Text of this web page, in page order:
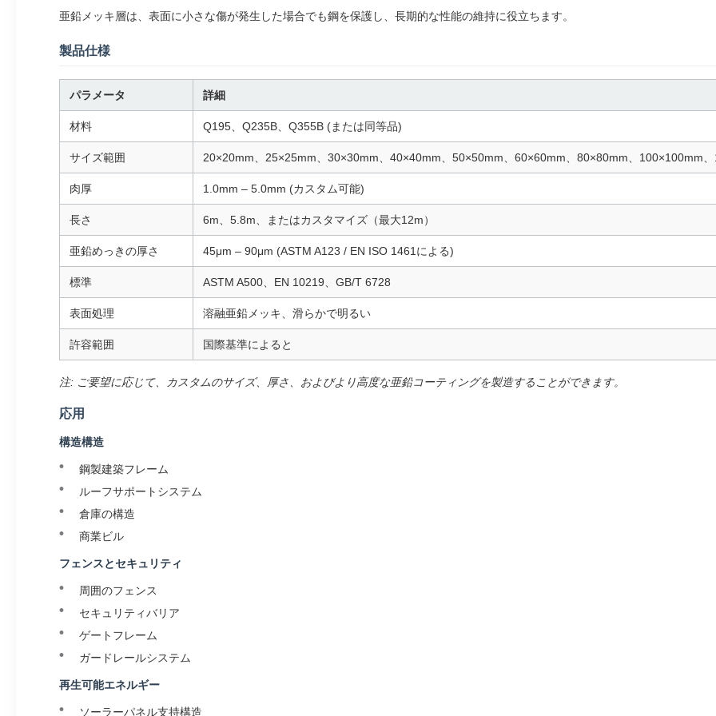
亜鉛メッキ層は、表面に小さな傷が発生した場合でも鋼を保護し、長期的な性能の維持に役立ちます。
製品仕様
パラメータ 詳細
材料 Q195、Q235B、Q355B (または同等品)
サイズ範囲 20×20mm、25×25mm、30×30mm、40×40mm、50×50mm、60×60mm、80×80mm、100×100mm
肉厚 1.0mm – 5.0mm (カスタム可能)
長さ 6m、5.8m、またはカスタマイズ（最大12m）
亜鉛めっきの厚さ 45μm – 90μm (ASTM A123 / EN ISO 1461による)
標準 ASTM A500、EN 10219、GB/T 6728
表面処理 溶融亜鉛メッキ、滑らかで明るい
許容範囲 国際基準によると
注: ご要望に応じて、カスタムのサイズ、厚さ、およびより高度な亜鉛コーティングを製造することができます。
応用
構造構造
鋼製建築フレーム
ルーフサポートシステム
倉庫の構造
商業ビル
フェンスとセキュリティ
周囲のフェンス
セキュリティバリア
ゲートフレーム
ガードレールシステム
再生可能エネルギー
ソーラーパネル支持構造